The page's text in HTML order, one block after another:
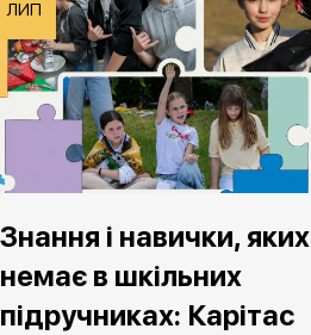
ЛИП
Знання і навички, яких
немає в шкільних
підручниках: Карітас